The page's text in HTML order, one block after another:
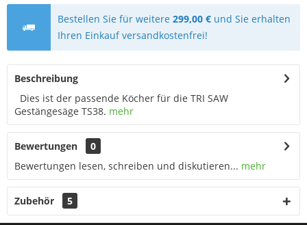
Bestellen Sie für weitere299,00 € und Sie erhalten
Ihren Einkauf versandkostenfrei!
Beschreibung
Dies ist der passende Köcher für die TRI SAW
Gestängesäge TS38. mehr
Bewertungen
0
Bewertungen lesen, schreiben und diskutieren... mehr
Zubehör 5